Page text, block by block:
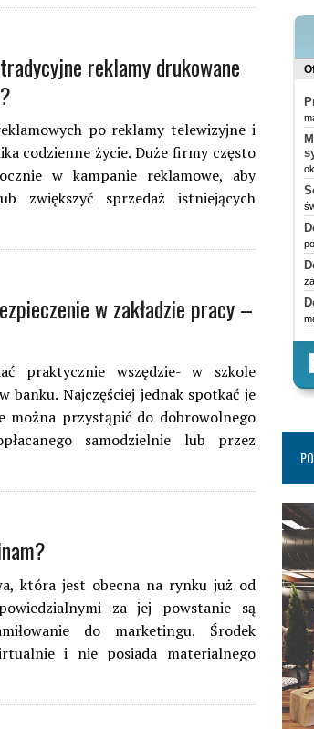
reklamy drukowane
po reklamy telewizyjne i
codzienne życie. Duże firmy często
w kampanie reklamowe, aby
zwiększyć sprzedaż istniejących
w zakładzie pracy –
praktycznie wszędzie- w szkole
banku. Najczęściej jednak spotkać je
można przystąpić do dobrowolnego
samodzielnie lub przez
która jest obecna na rynku już od
za jej powstanie są
do marketingu. Środek
i nie posiada materialnego